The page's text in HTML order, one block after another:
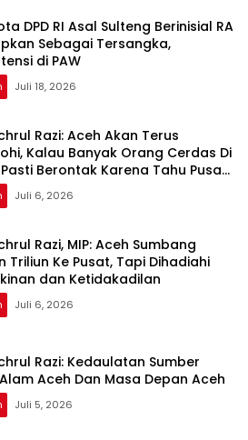
DPD RI Asal Sulteng Berinisial RA
Sebagai Tersangka,
di PAW
Juli 18, 2026
Razi: Aceh Akan Terus
Kalau Banyak Orang Cerdas Di
Berontak Karena Tahu Pusat
Juli 6, 2026
Razi, MIP: Aceh Sumbang
Triliun Ke Pusat, Tapi Dihadiahi
dan Ketidakadilan
Juli 6, 2026
Razi: Kedaulatan Sumber
Aceh Dan Masa Depan Aceh
Juli 5, 2026